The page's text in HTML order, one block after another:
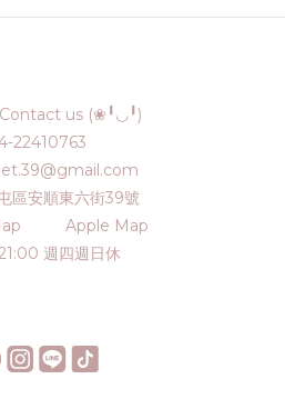
Contact us (❀╹◡╹)
22410763
區安順東六街39號
Apple Map
週四週日休